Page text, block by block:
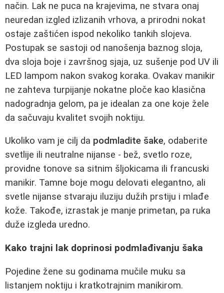
način. Lak ne puca na krajevima, ne stvara onaj
neuredan izgled izlizanih vrhova, a prirodni nokat
ostaje zaštićen ispod nekoliko tankih slojeva.
Postupak se sastoji od nanošenja baznog sloja,
dva sloja boje i završnog sjaja, uz sušenje pod UV ili
LED lampom nakon svakog koraka. Ovakav manikir
ne zahteva turpijanje nokatne ploče kao klasična
nadogradnja gelom, pa je idealan za one koje žele
da sačuvaju kvalitet svojih noktiju.
Ukoliko vam je cilj da podmladite šake, odaberite
svetlije ili neutralne nijanse - bež, svetlo roze,
providne tonove sa sitnim šljokicama ili francuski
manikir. Tamne boje mogu delovati elegantno, ali
svetle nijanse stvaraju iluziju dužih prstiju i mlađe
kože. Takođe, izrastak je manje primetan, pa ruka
duže izgleda uredno.
Kako trajni lak doprinosi podmlađivanju šaka
Pojedine žene su godinama mučile muku sa
listanjem noktiju i kratkotrajnim manikirom.